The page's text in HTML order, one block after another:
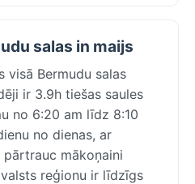
salas in maijs
visā Bermudu salas
ir 3.9h tiešas saules
no 6:20 am līdz 8:10
no dienas, ar
mākoņaini
reģionu ir līdzīgs